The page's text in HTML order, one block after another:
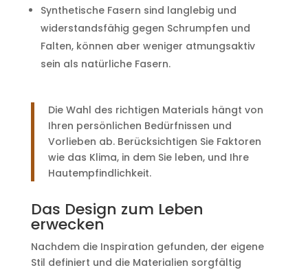
Synthetische Fasern sind langlebig und
widerstandsfähig gegen Schrumpfen und
Falten, können aber weniger atmungsaktiv
sein als natürliche Fasern.
Die Wahl des richtigen Materials hängt von
Ihren persönlichen Bedürfnissen und
Vorlieben ab. Berücksichtigen Sie Faktoren
wie das Klima, in dem Sie leben, und Ihre
Hautempfindlichkeit.
Das Design zum Leben
erwecken
Nachdem die Inspiration gefunden, der eigene
Stil definiert und die Materialien sorgfältig